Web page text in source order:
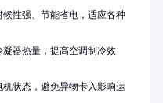
性强、节能省电，适应各种
器热量，提高空调制冷效
状态，避免异物卡入影响运